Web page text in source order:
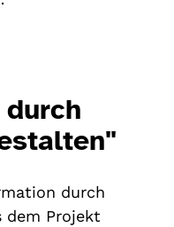
durch
dem Projekt